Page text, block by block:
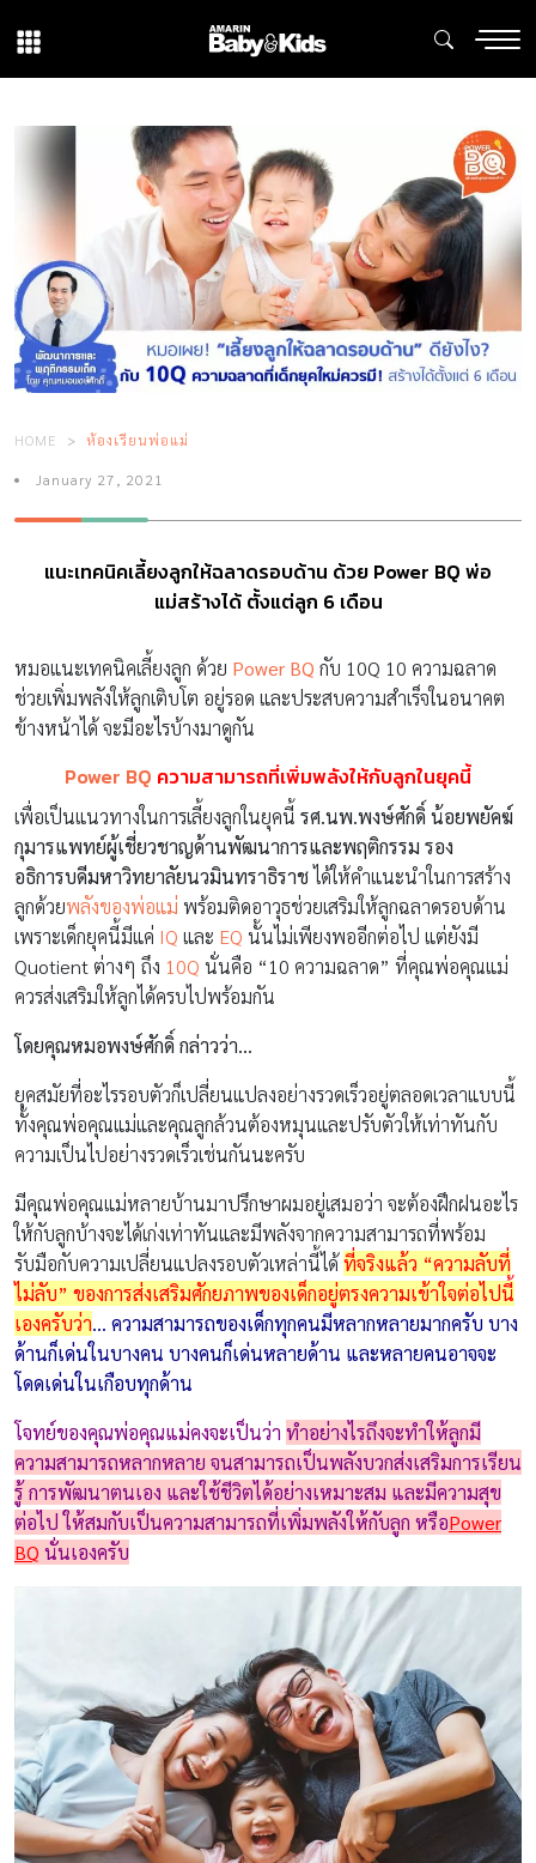
HOME ห้องเรียนพ่อแม่
January 27, 2021
แนะเทคนิคเลี้ยงลูกให้ฉลาดรอบด้าน ด้วย Power BQ พ่อ
แม่สร้างได้ ตั้งแต่ลูก 6 เดือน
หมอแนะเทคนิคเลี้ยงลูก ด้วย Power BQ กับ 10Q 10 ความฉลาด
ช่วยเพิ่มพลังให้ลูกเติบโต อยู่รอด และประสบความสำเร็จในอนาคต
ข้างหน้าได้ จะมีอะไรบ้างมาดูกัน
Power BQ ความสามารถที่เพิ่มพลังให้กับลูกในยุคนี้
เพื่อเป็นแนวทางในการเลี้ยงลูกในยุคนี้ รศ.นพ.พงษ์ศักดิ์ น้อยพยัคฆ์
กุมารแพทย์ผู้เชี่ยวชาญด้านพัฒนาการและพฤติกรรม รอง
อธิการบดีมหาวิทยาลัยนวมินทราธิราชได้ให้คำแนะนำในการสร้าง
ลูกด้วยพลังของพ่อแม่ พร้อมติดอาวุธช่วยเสริมให้ลูกฉลาดรอบด้าน
เพราะเด็กยุคนี้มีแค่ IQ และ EQ นั้นไม่เพียงพออีกต่อไป แต่ยังมี
Quotient ต่างๆ ถึง 10Q นั่นคือ “10 ความฉลาด” ที่คุณพ่อคุณแม่
ควรส่งเสริมให้ลูกได้ครบไปพร้อมกัน
โดยคุณหมอพงษ์ศักดิ์ กล่าวว่า…
ยุคสมัยที่อะไรรอบตัวก็เปลี่ยนแปลงอย่างรวดเร็วอยู่ตลอดเวลาแบบนี้
ทั้งคุณพ่อคุณแม่และคุณลูกล้วนต้องหมุนและปรับตัวให้เท่าทันกับ
ความเป็นไปอย่างรวดเร็วเช่นกันนะครับ
มีคุณพ่อคุณแม่หลายบ้านมาปรึกษาผมอยู่เสมอว่า จะต้องฝึกฝนอะไร
ให้กับลูกบ้างจะได้เก่งเท่าทันและมีพลังจากความสามารถที่พร้อม
รับมือกับความเปลี่ยนแปลงรอบตัวเหล่านี้ได้ที่จริงแล้ว “ความลับที่
ไม่ลับ” ของการส่งเสริมศักยภาพของเด็กอยู่ตรงความเข้าใจต่อไปนี้
เองครับว่า… ความสามารถของเด็กทุกคนมีหลากหลายมากครับ บาง
ด้านก็เด่นในบางคน บางคนก็เด่นหลายด้าน และหลายคนอาจจะ
โดดเด่นในเกือบทุกด้าน
โจทย์ของคุณพ่อคุณแม่คงจะเป็นว่า ทำอย่างไรถึงจะทำให้ลูกมี
ความสามารถหลากหลาย จนสามารถเป็นพลังบวกส่งเสริมการเรียน
รู้ การพัฒนาตนเอง และใช้ชีวิตได้อย่างเหมาะสม และมีความสุข
ต่อไป ให้สมกับเป็นความสามารถที่เพิ่มพลังให้กับลูก หรือPower
BQ นั่นเองครับ